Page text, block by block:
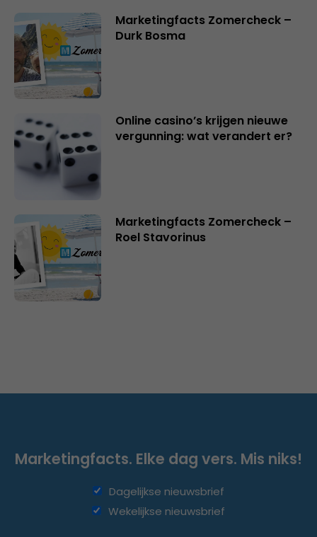
Marketingfacts Zomercheck –
Durk Bosma
Online casino’s krijgen nieuwe
vergunning: wat verandert er?
Marketingfacts Zomercheck –
Roel Stavorinus
Marketingfacts. Elke dag vers. Mis niks!
Dagelijkse nieuwsbrief
Wekelijkse nieuwsbrief